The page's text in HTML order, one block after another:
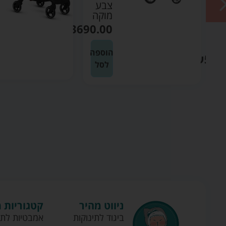
₪
צבע
מוקה
3690.00
הוספה
לסל
ניווט מהיר
ביגוד לתינוקות אמבטיות